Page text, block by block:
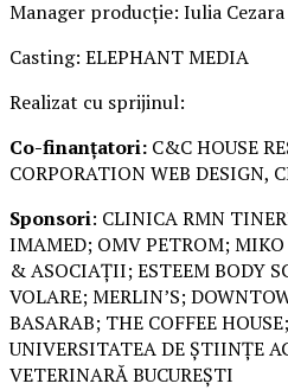
Manager producție: Iulia Cezara
Casting: ELEPHANT MEDIA
Realizat cu sprijinul:
Co-finanțatori: C&C HOUSE
CORPORATION WEB DESIGN,
Sponsori: CLINICA RMN
IMAMED; OMV PETROM; MIKO
& ASOCIAȚII; ESTEEM BODY
VOLARE; MERLIN’S;
BASARAB; THE COFFEE
UNIVERSITATEA DE ȘTIINȚE
VETERINARĂ BUCUREȘTI